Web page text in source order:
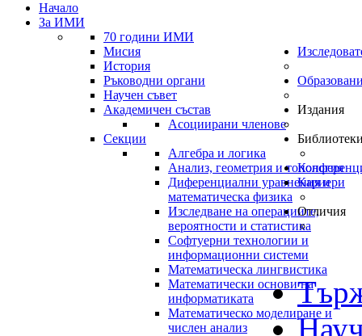
Начало
За ИМИ
70 години ИМИ
Мисия
История
Ръководни органи
Научен съвет
Академичен състав
Асоциирани членове
Секции
Алгебра и логика
Анализ, геометрия и топология
Диференциални уравнения и
математическа физика
Изследване на операциите,
вероятности и статистика
Софтуерни технологии и
информационни системи
Математическа лингвистика
Математически основи на
информатиката
Математическо моделиране и
числен анализ
Издания
Кариери
Отличия